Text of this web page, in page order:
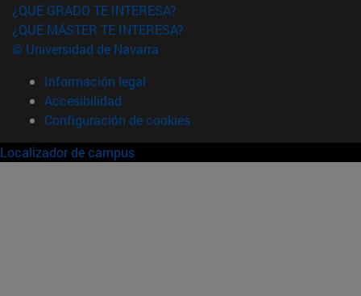
¿QUÉ GRADO TE INTERESA?
¿QUÉ MÁSTER TE INTERESA?
© Universidad de Navarra
Información legal
Accesibilidad
Configuración de cookies
Localizador de campus